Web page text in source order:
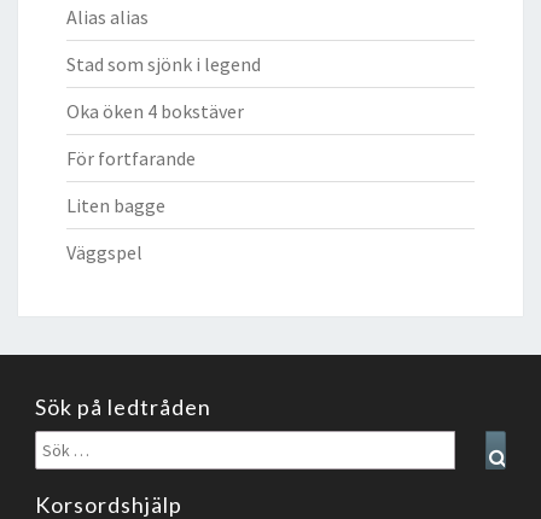
Alias alias
Stad som sjönk i legend
Oka öken 4 bokstäver
För fortfarande
Liten bagge
Väggspel
Sök på ledtråden
Sök
efter:
Korsordshjälp